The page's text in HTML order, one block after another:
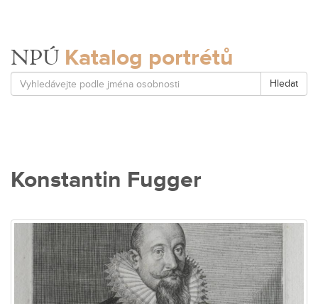
NPÚ Katalog portrétů
Hledat
Konstantin Fugger